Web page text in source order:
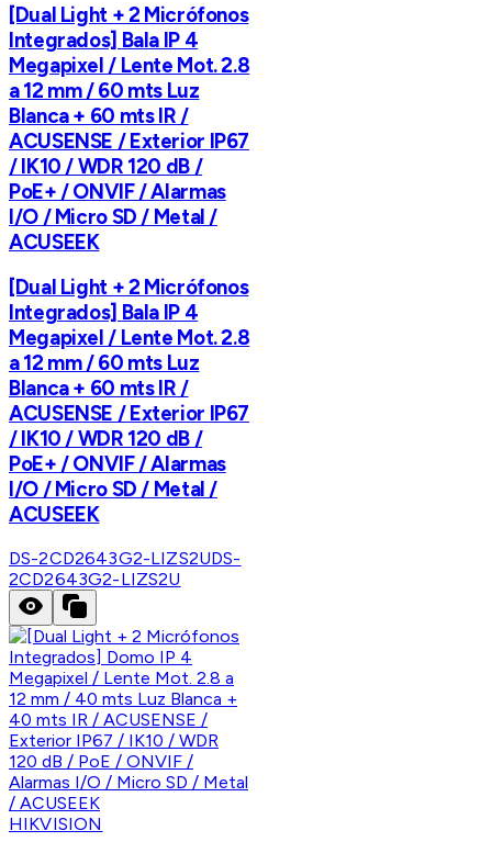
[Dual Light + 2 Micrófonos
Integrados] Bala IP 4
Megapixel / Lente Mot. 2.8
a 12 mm / 60 mts Luz
Blanca + 60 mts IR /
ACUSENSE / Exterior IP67
/ IK10 / WDR 120 dB /
PoE+ / ONVIF / Alarmas
I/O / Micro SD / Metal /
ACUSEEK
[Dual Light + 2 Micrófonos
Integrados] Bala IP 4
Megapixel / Lente Mot. 2.8
a 12 mm / 60 mts Luz
Blanca + 60 mts IR /
ACUSENSE / Exterior IP67
/ IK10 / WDR 120 dB /
PoE+ / ONVIF / Alarmas
I/O / Micro SD / Metal /
ACUSEEK
DS-2CD2643G2-LIZS2UDS-
2CD2643G2-LIZS2U
HIKVISION